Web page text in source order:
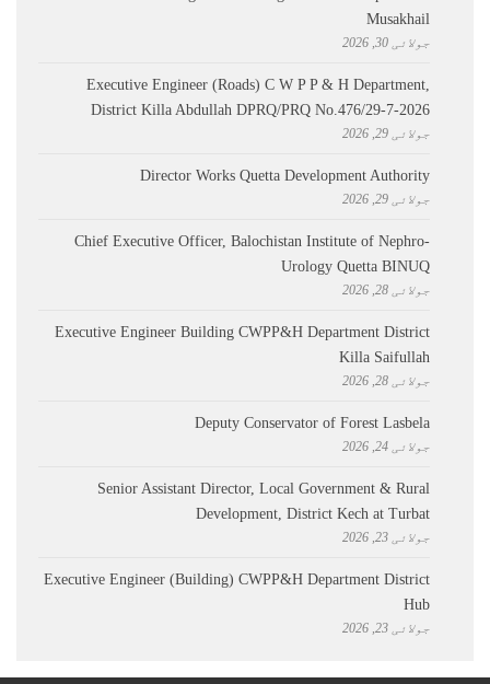
Musakhail
جولائی 30, 2026
Executive Engineer (Roads) C W P P & H Department,
District Killa Abdullah ​DPRQ/PRQ No.476/29-7-2026
جولائی 29, 2026
Director Works Quetta Development Authority
جولائی 29, 2026
Chief Executive Officer, Balochistan Institute of Nephro-
Urology Quetta BINUQ
جولائی 28, 2026
Executive Engineer Building CWPP&H Department District
Killa Saifullah
جولائی 28, 2026
Deputy Conservator of Forest Lasbela
جولائی 24, 2026
Senior Assistant Director, Local Government & Rural
Development, District Kech at Turbat
جولائی 23, 2026
Executive Engineer (Building) CWPP&H Department District
Hub
جولائی 23, 2026